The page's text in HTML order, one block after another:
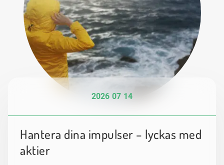
2026 07 14
Hantera dina impulser – lyckas med
aktier